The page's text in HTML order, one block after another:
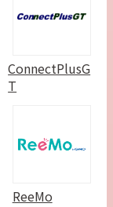
ConnectPlusG
T
ReeMo